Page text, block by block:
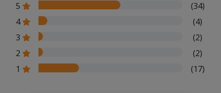
5
(34)
4
(4)
3
(2)
2
(2)
1
(17)